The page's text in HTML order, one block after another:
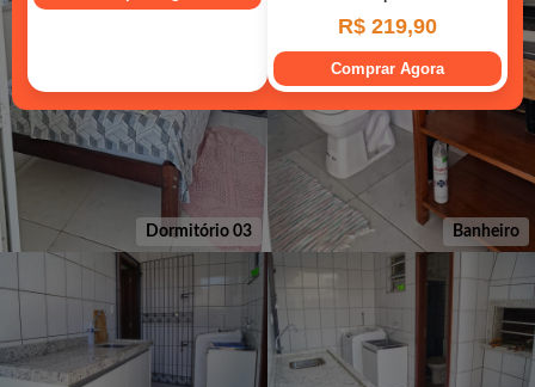
Dormitório 03 Banheiro